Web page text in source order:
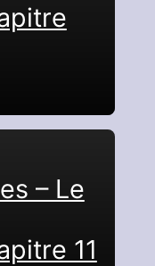
– Le
11